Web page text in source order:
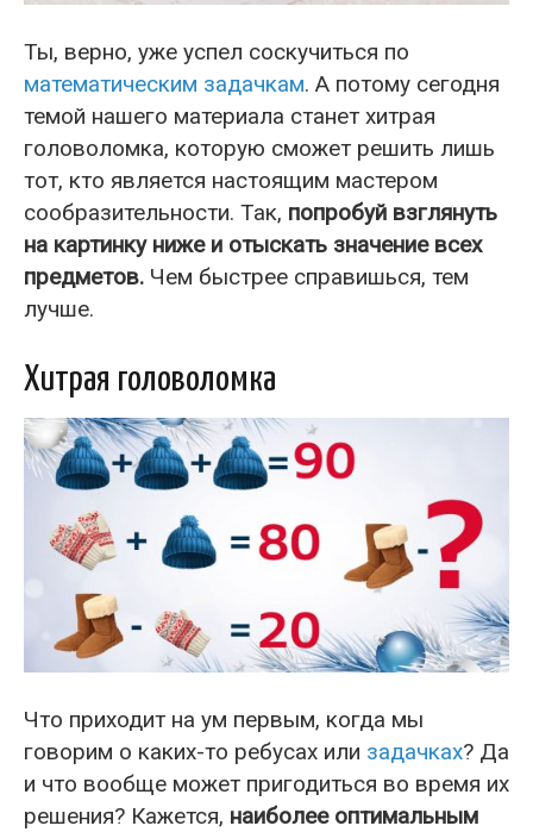
Ты, верно, уже успел соскучиться по
математическим задачкам. А потому сегодня
темой нашего материала станет хитрая
головоломка, которую сможет решить лишь
тот, кто является настоящим мастером
сообразительности. Так, попробуй взглянуть
на картинку ниже и отыскать значение всех
предметов. Чем быстрее справишься, тем
лучше.
Хитрая головоломка
Что приходит на ум первым, когда мы
говорим о каких-то ребусах или задачках? Да
и что вообще может пригодиться во время их
решения? Кажется, наиболее оптимальным